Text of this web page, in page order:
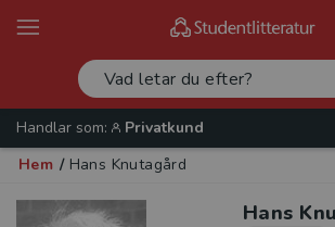
Handlar som:
Privatkund
Hem / Hans Knutagård
Hans